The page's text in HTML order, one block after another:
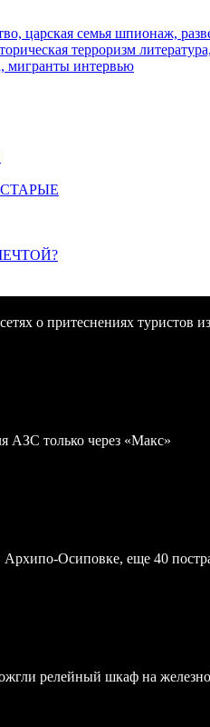
царская семья шпионаж,
терроризм
мигранты интервью
о притеснениях туристов
АЗС только через «Макс»
Осиповке, еще 40
релейный шкаф на